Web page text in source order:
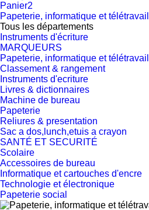
Panier2
Papeterie, informatique et télétravail
Tous les départements
Instruments d'écriture
MARQUEURS
Papeterie, informatique et télétravail
Classement & rangement
Instruments d'ecriture
Livres & dictionnaires
Machine de bureau
Papeterie
Reliures & presentation
Sac a dos,lunch,etuis a crayon
SANTÉ ET SECURITÉ
Scolaire
Accessoires de bureau
Informatique et cartouches d'encre
Technologie et électronique
Papeterie social